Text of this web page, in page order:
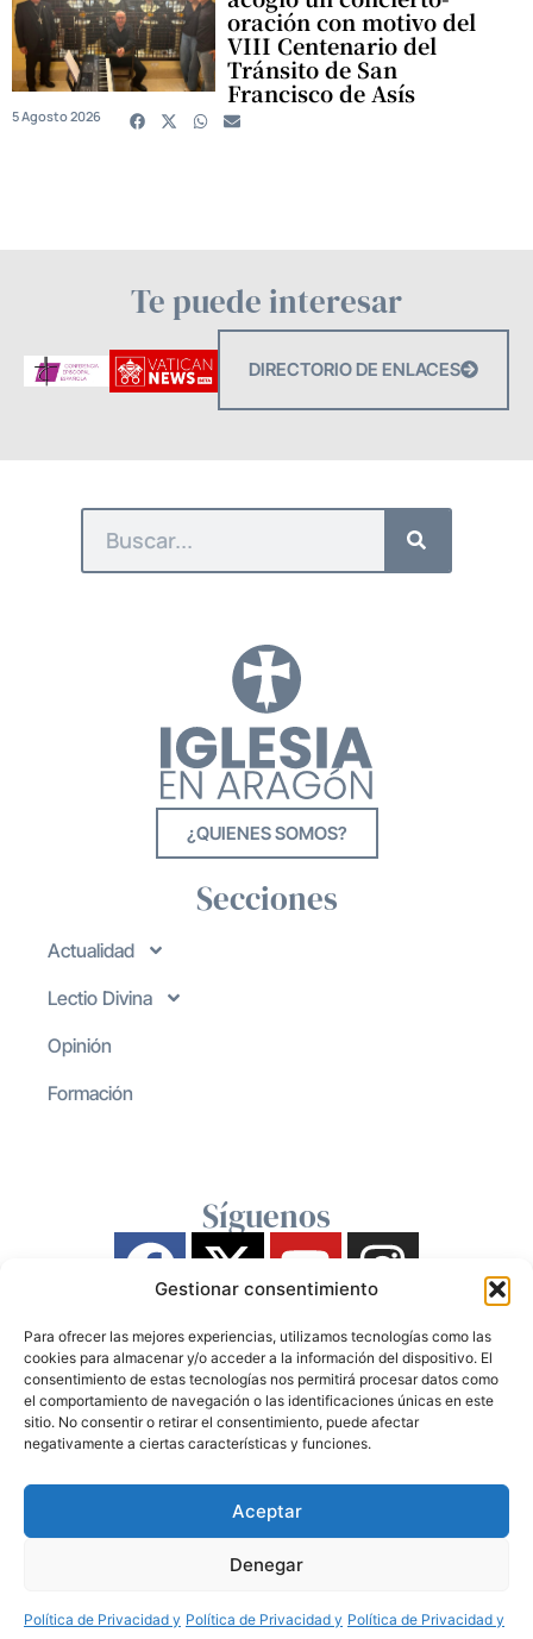
Gestionar consentimiento
Para ofrecer las mejores experiencias, utilizamos tecnologías como las
cookies para almacenar y/o acceder a la información del dispositivo. El
consentimiento de estas tecnologías nos permitirá procesar datos como
el comportamiento de navegación o las identificaciones únicas en este
sitio. No consentir o retirar el consentimiento, puede afectar
negativamente a ciertas características y funciones.
Aceptar
Denegar
Política de Privacidad y Política de Privacidad y Política de Privacidad y
oración con motivo del
VIII Centenario del
Tránsito de San
Francisco de Asís
5 Agosto 2026
Te puede interesar
DIRECTORIO DE ENLACES
¿QUIENES SOMOS?
Secciones
Actualidad
Lectio Divina
Opinión
Formación
Síguenos